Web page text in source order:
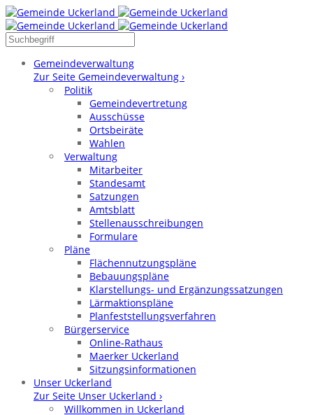
Gemeindeverwaltung
Zur Seite Gemeindeverwaltung ›
Politik
Gemeindevertretung
Ausschüsse
Ortsbeiräte
Wahlen
Verwaltung
Mitarbeiter
Standesamt
Satzungen
Amtsblatt
Stellenausschreibungen
Formulare
Pläne
Flächennutzungspläne
Bebauungspläne
Klarstellungs- und Ergänzungssatzungen
Lärmaktionspläne
Planfeststellungsverfahren
Bürgerservice
Online-Rathaus
Maerker Uckerland
Sitzungsinformationen
Unser Uckerland
Zur Seite Unser Uckerland ›
Willkommen in Uckerland